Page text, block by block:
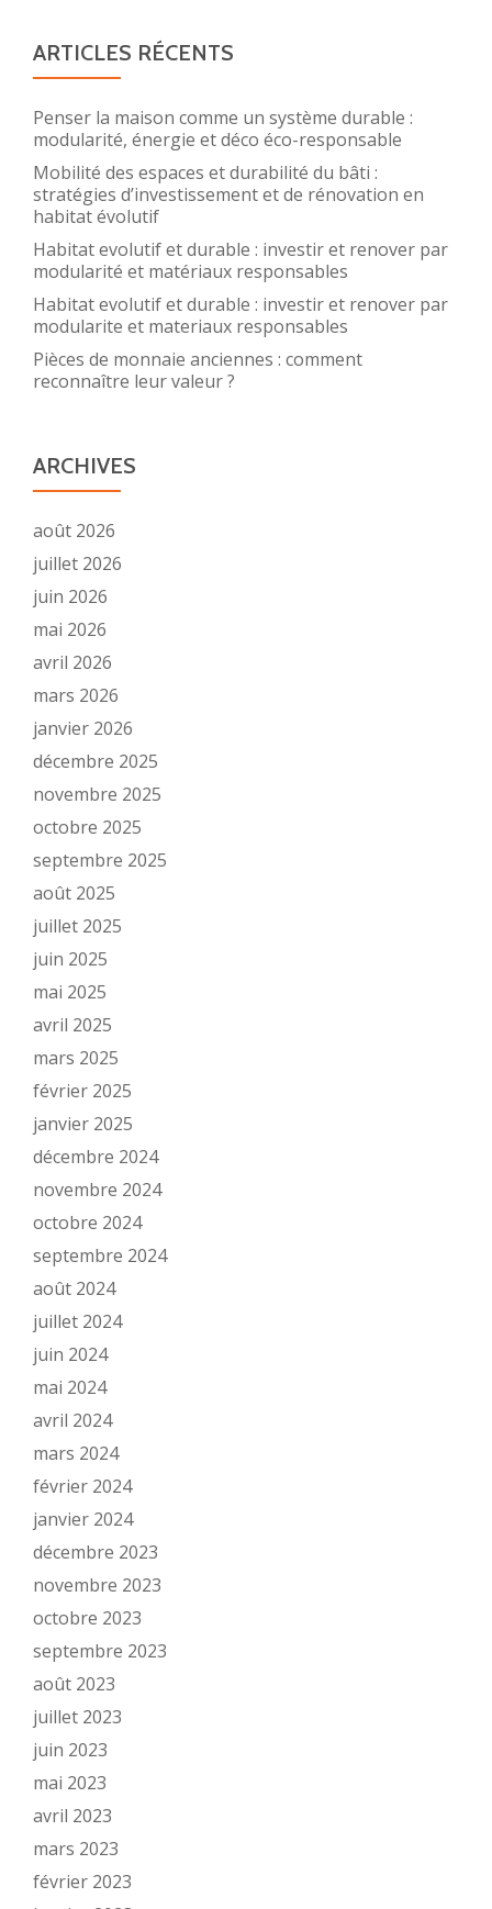
ARTICLES RÉCENTS
Penser la maison comme un système durable :
modularité, énergie et déco éco-responsable
Mobilité des espaces et durabilité du bâti :
stratégies d’investissement et de rénovation en
habitat évolutif
Habitat evolutif et durable : investir et renover par
modularité et matériaux responsables
Habitat evolutif et durable : investir et renover par
modularite et materiaux responsables
Pièces de monnaie anciennes : comment
reconnaître leur valeur ?
ARCHIVES
août 2026
juillet 2026
juin 2026
mai 2026
avril 2026
mars 2026
janvier 2026
décembre 2025
novembre 2025
octobre 2025
septembre 2025
août 2025
juillet 2025
juin 2025
mai 2025
avril 2025
mars 2025
février 2025
janvier 2025
décembre 2024
novembre 2024
octobre 2024
septembre 2024
août 2024
juillet 2024
juin 2024
mai 2024
avril 2024
mars 2024
février 2024
janvier 2024
décembre 2023
novembre 2023
octobre 2023
septembre 2023
août 2023
juillet 2023
juin 2023
mai 2023
avril 2023
mars 2023
février 2023